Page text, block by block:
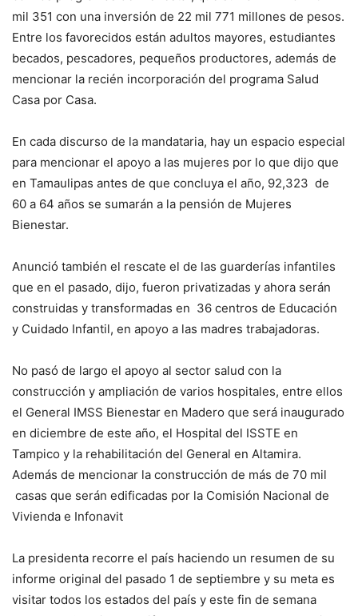
mil 351 con una inversión de 22 mil 771 millones de pesos.
Entre los favorecidos están adultos mayores, estudiantes
becados, pescadores, pequeños productores, además de
mencionar la recién incorporación del programa Salud
Casa por Casa.
En cada discurso de la mandataria, hay un espacio especial
para mencionar el apoyo a las mujeres por lo que dijo que
en Tamaulipas antes de que concluya el año, 92,323 de
60 a 64 años se sumarán a la pensión de Mujeres
Bienestar.
Anunció también el rescate el de las guarderías infantiles
que en el pasado, dijo, fueron privatizadas y ahora serán
construidas y transformadas en 36 centros de Educación
y Cuidado Infantil, en apoyo a las madres trabajadoras.
No pasó de largo el apoyo al sector salud con la
construcción y ampliación de varios hospitales, entre ellos
el General IMSS Bienestar en Madero que será inaugurado
en diciembre de este año, el Hospital del ISSTE en
Tampico y la rehabilitación del General en Altamira.
Además de mencionar la construcción de más de 70 mil
casas que serán edificadas por la Comisión Nacional de
Vivienda e Infonavit
La presidenta recorre el país haciendo un resumen de su
informe original del pasado 1 de septiembre y su meta es
visitar todos los estados del país y este fin de semana